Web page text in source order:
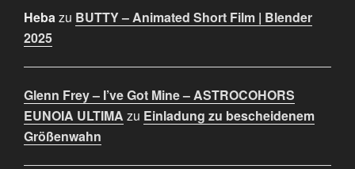
Hebazu BUTTY – Animated Short Film | Blender
2025
Glenn Frey – I’ve Got Mine – ASTROCOHORS
EUNOIA ULTIMA zu Einladung zu bescheidenem
Größenwahn